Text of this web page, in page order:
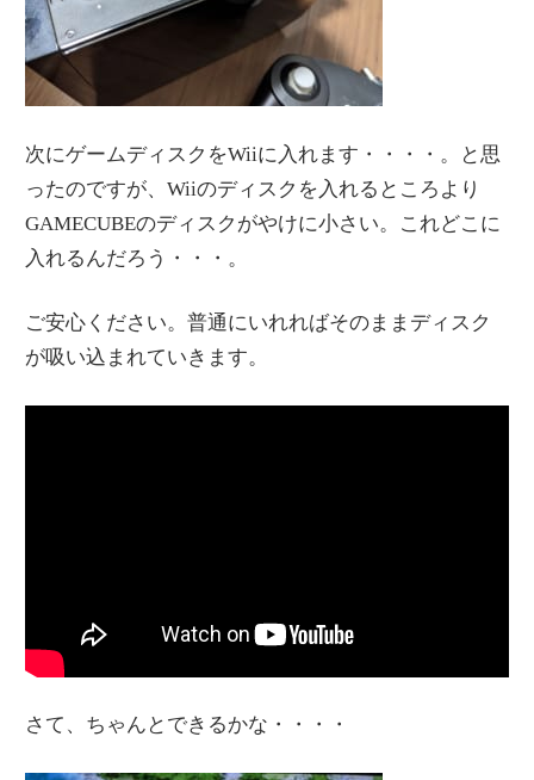
次にゲームディスクをWiiに入れます・・・・。と思
ったのですが、Wiiのディスクを入れるところより
GAMECUBEのディスクがやけに小さい。これどこに
入れるんだろう・・・。
ご安心ください。普通にいれればそのままディスク
が吸い込まれていきます。
さて、ちゃんとできるかな・・・・